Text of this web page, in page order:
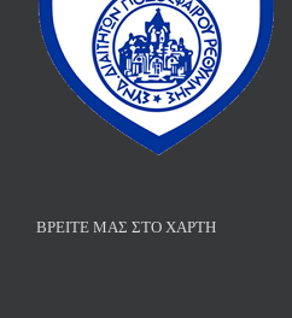
ΒΡΕΊΤΕ ΜΑΣ ΣΤΟ ΧΆΡΤΗ